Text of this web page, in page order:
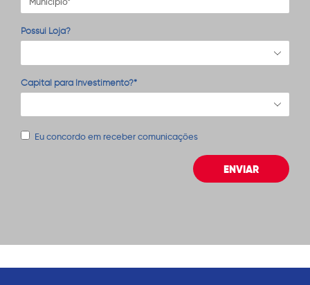
Possui Loja?
Capital para Investimento?*
Eu concordo em receber comunicações
ENVIAR